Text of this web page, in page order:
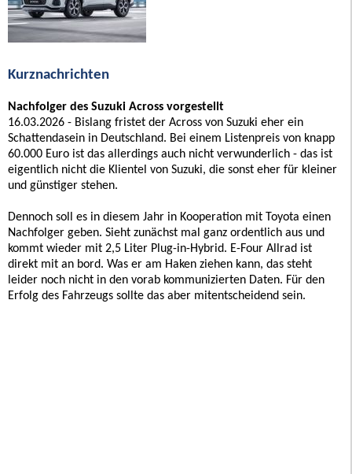
Kurznachrichten
Nachfolger des Suzuki Across vorgestellt
16.03.2026 - Bislang fristet der Across von Suzuki eher ein
Schattendasein in Deutschland. Bei einem Listenpreis von knapp
60.000 Euro ist das allerdings auch nicht verwunderlich - das ist
eigentlich nicht die Klientel von Suzuki, die sonst eher für kleiner
und günstiger stehen.
Dennoch soll es in diesem Jahr in Kooperation mit Toyota einen
Nachfolger geben. Sieht zunächst mal ganz ordentlich aus und
kommt wieder mit 2,5 Liter Plug-in-Hybrid. E-Four Allrad ist
direkt mit an bord. Was er am Haken ziehen kann, das steht
leider noch nicht in den vorab kommunizierten Daten. Für den
Erfolg des Fahrzeugs sollte das aber mitentscheidend sein.